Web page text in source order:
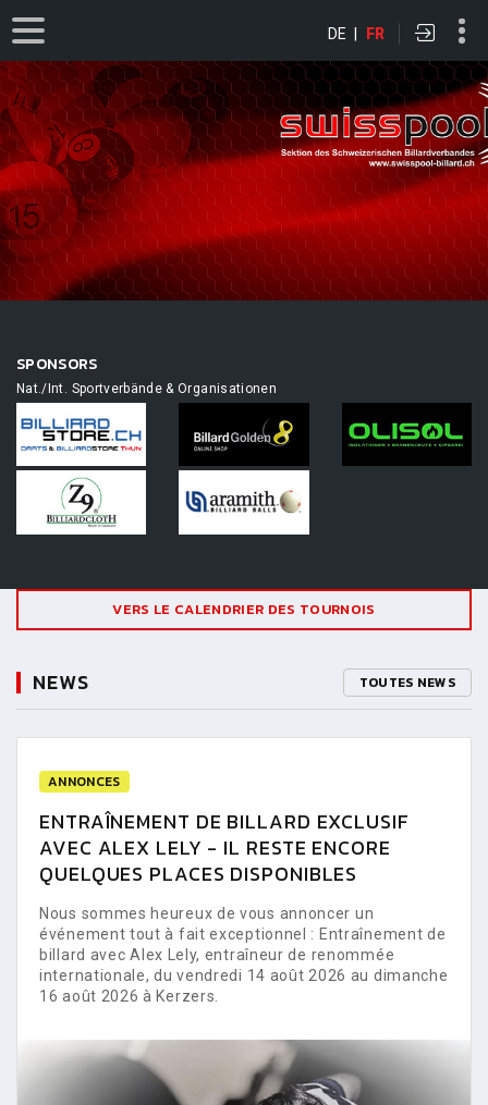
DE | FR
SPONSORS
Nat./Int. Sportverbände & Organisationen
VERS LE CALENDRIER DES TOURNOIS
NEWS TOUTES NEWS
ANNONCES
ENTRAÎNEMENT DE BILLARD EXCLUSIF
AVEC ALEX LELY - IL RESTE ENCORE
QUELQUES PLACES DISPONIBLES
Nous sommes heureux de vous annoncer un
événement tout à fait exceptionnel : Entraînement de
billard avec Alex Lely, entraîneur de renommée
internationale, du vendredi 14 août 2026 au dimanche
16 août 2026 à Kerzers.